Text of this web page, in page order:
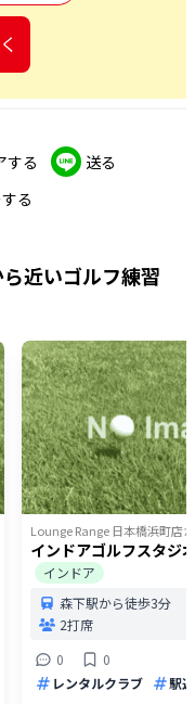
する
送る
る
ら近いゴルフ練習
Lounge Range 日本橋浜町店
インドアゴルフスタジ
インドア
森下駅から徒歩3分
2打席
0
0
レンタルクラブ
駅近